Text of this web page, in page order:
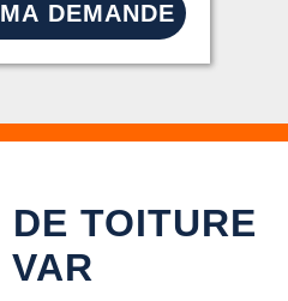
TOITURE
VAR